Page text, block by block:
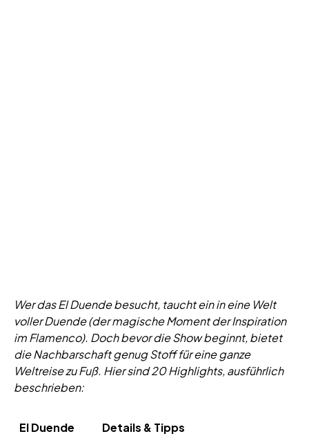
Wer das El Duende besucht, taucht ein in eine Welt
voller Duende (der magische Moment der Inspiration
im Flamenco). Doch bevor die Show beginnt, bietet
die Nachbarschaft genug Stoff für eine ganze
Weltreise zu Fuß. Hier sind 20 Highlights, ausführlich
beschrieben:
El Duende
Details & Tipps